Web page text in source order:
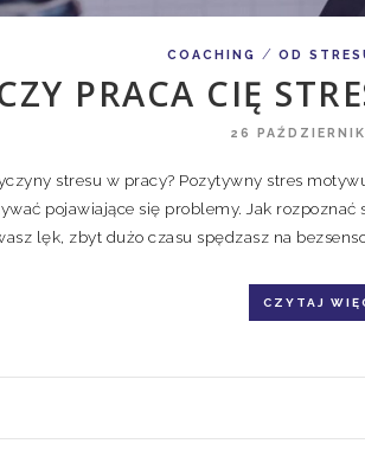
COACHING / OD
PRACA CIĘ
26
stresu w pracy? Pozytywny stres
pojawiające się problemy. Jak
lęk, zbyt dużo czasu spędzasz na
CZYTAJ